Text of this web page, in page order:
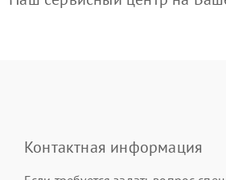
Контактная информация